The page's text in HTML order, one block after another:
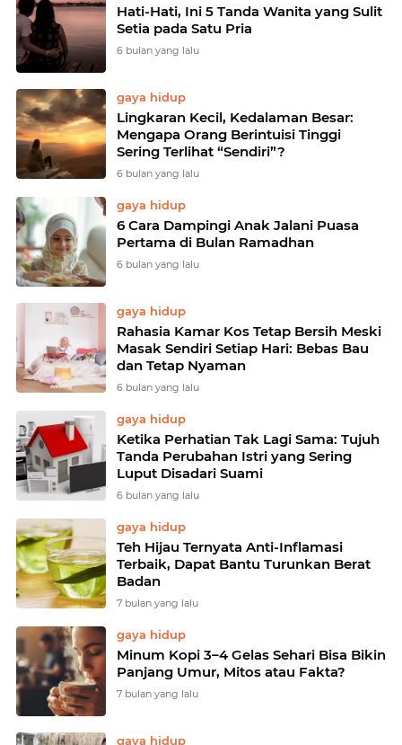
Hati-Hati, Ini 5 Tanda Wanita yang Sulit
Setia pada Satu Pria
6 bulan yang lalu
gaya hidup
Lingkaran Kecil, Kedalaman Besar:
Mengapa Orang Berintuisi Tinggi
Sering Terlihat “Sendiri”?
6 bulan yang lalu
gaya hidup
6 Cara Dampingi Anak Jalani Puasa
Pertama di Bulan Ramadhan
6 bulan yang lalu
gaya hidup
Rahasia Kamar Kos Tetap Bersih Meski
Masak Sendiri Setiap Hari: Bebas Bau
dan Tetap Nyaman
6 bulan yang lalu
gaya hidup
Ketika Perhatian Tak Lagi Sama: Tujuh
Tanda Perubahan Istri yang Sering
Luput Disadari Suami
6 bulan yang lalu
gaya hidup
Teh Hijau Ternyata Anti-Inflamasi
Terbaik, Dapat Bantu Turunkan Berat
Badan
7 bulan yang lalu
gaya hidup
Minum Kopi 3–4 Gelas Sehari Bisa Bikin
Panjang Umur, Mitos atau Fakta?
7 bulan yang lalu
gaya hidup